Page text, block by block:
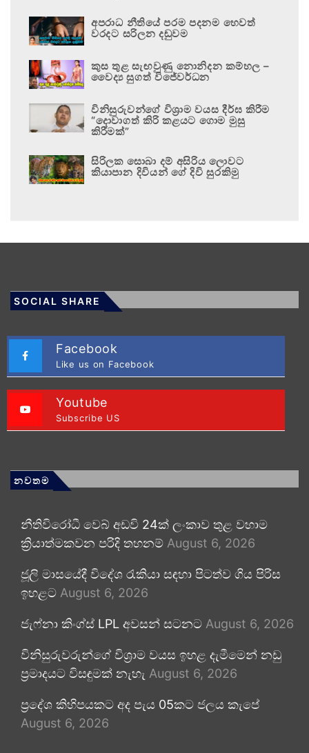
අපරාධ නීතියේ පරම පදනම හෙවත්
වරදට සරිලන දඬුවම
කුස තුළ සැඟවුණු නොනිදන කම්හල –
වෛද්‍ය සුගත් විජේවර්ධන
විනිසුරුවන්ගේ විශ්‍රාම වයස දීර්ඝ කිරීම
“දොවාගත් කිරි කළයට ගොම මුසු
කිරීමක්”
සිරිලක සොබා දම් අසිරිය ලොවට
කියාපාන දිවියන් ගේ දිවි සුරකිමු
SOCIAL SHARE
Facebook
Like us on Facebook
Youtube
Subscribe US
නවතම
නීතිවිරෝධී වෙබ් අඩවි 24ක් ලංකාව තුළ වහාම
ක්‍රියාත්මකවන පරිදි තහනම් August 6, 2026
ජූලි මාසයේදී විදේශ රැකියා සඳහා පිටත්ව ගිය පිරිස
ඉහළට August 6, 2026
ජැෆ්නා කිංග්ස් LPL අවසන් සටනට August 6, 2026
විනිසුරුවරුන්ගේ විශ්‍රාම වයස ඉහළ දැමීමෙන් නඩු
ප්‍රමාදයට විසඳුමක් නැහැ August 6, 2026
ප්‍රදේශ කිහිපයකට අද පැය 05කට ජලය කැපේ
August 6, 2026